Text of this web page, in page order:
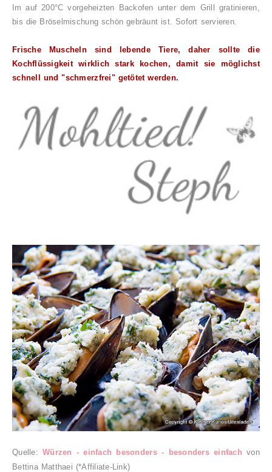
Im auf 200°C vorgeheizten Backofen unter dem Grill gratinieren,
bis die Bröselmischung schön gebräunt ist. Sofort servieren.
Frische Muscheln sind lebende Tiere, daher sollte die
Kochflüssigkeit wirklich stark kochen, damit sie möglichst
schnell und "schmerzfrei" getötet werden.
Quelle:Würzen - einfach besonders - besonders einfach von
Bettina Matthaei (*Affiliate-Link)